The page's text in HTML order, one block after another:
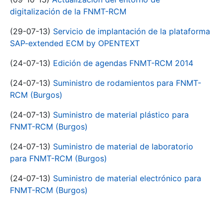
digitalización de la FNMT-RCM
(29-07-13) Servicio de implantación de la plataforma
SAP-extended ECM by OPENTEXT
(24-07-13) Edición de agendas FNMT-RCM 2014
(24-07-13) Suministro de rodamientos para FNMT-
RCM (Burgos)
(24-07-13) Suministro de material plástico para
FNMT-RCM (Burgos)
(24-07-13) Suministro de material de laboratorio
para FNMT-RCM (Burgos)
(24-07-13) Suministro de material electrónico para
FNMT-RCM (Burgos)